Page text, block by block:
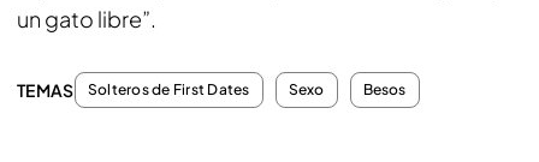
un gato libre”.
TEMAS Solteros de First Dates Sexo Besos